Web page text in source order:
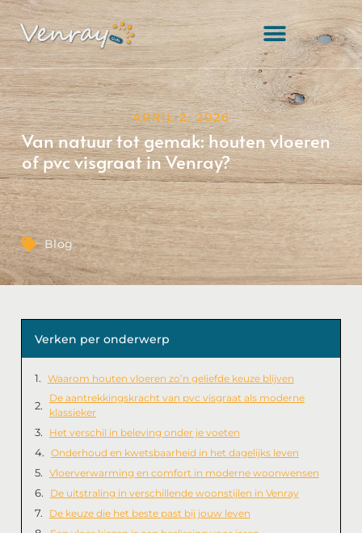
APRIL 2, 2026
Van natuur tot gemak: houten vloeren
of pvc visgraat in Venray?
Blog
Verken per onderwerp
Waarom houten vloeren zo’n geliefde keuze blijven
De aantrekkingskracht van pvc visgraat als moderne
klassieker
Het verschil in beleving onder je voeten
Onderhoud en kwetsbaarheid in het dagelijks leven
Vloerverwarming en comfort in moderne woonwensen
De uitstraling in verschillende woonstijlen in Venray
De keuze die het beste past bij jouw leven